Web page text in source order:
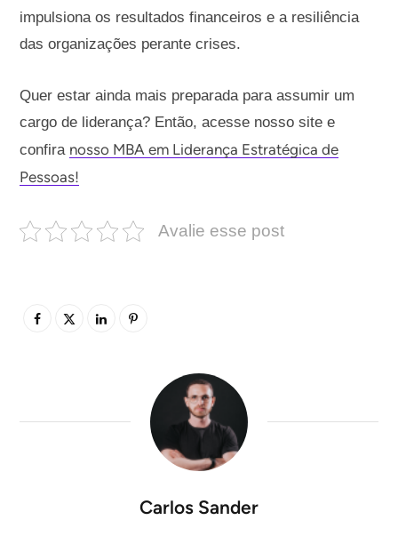
impulsiona os resultados financeiros e a resiliência
das organizações perante crises.
Quer estar ainda mais preparada para assumir um
cargo de liderança? Então, acesse nosso site e
confira nosso MBA em Liderança Estratégica de
Pessoas!
Avalie esse post
Carlos Sander